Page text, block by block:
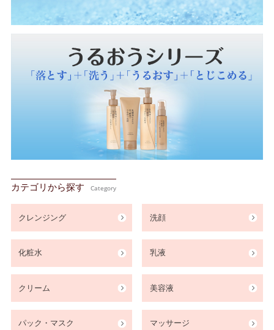
カテゴリから探す Category
クレンジング 洗顔
化粧水 乳液
クリーム 美容液
パック・マスク マッサージ